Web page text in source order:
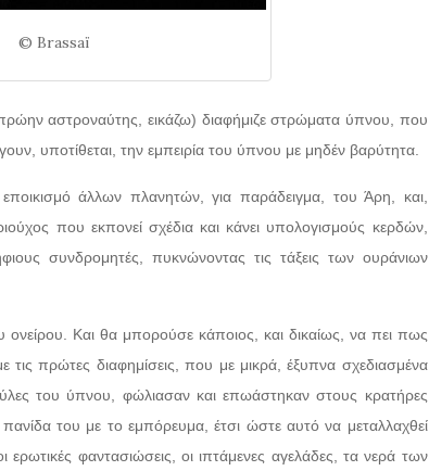
© Brassaï
αστροναύτης, εικάζω) διαφήμιζε στρώματα ύπνου, που
υποτίθεται, την εμπειρία του ύπνου με μηδέν βαρύτητα.
άλλων πλανητών, για παράδειγμα, του Άρη, και,
που εκπονεί σχέδια και κάνει υπολογισμούς κερδών,
συνδρομητές, πυκνώνοντας τις τάξεις των ουράνιων
ονείρου. Και θα μπορούσε κάποιος, και δικαίως, να πει πως
τις πρώτες διαφημίσεις, που με μικρά, έξυπνα σχεδιασμένα
του ύπνου, φώλιασαν και επωάστηκαν στους κρατήρες
του με το εμπόρευμα, έτσι ώστε αυτό να μεταλλαχθεί
ερωτικές φαντασιώσεις, οι ιπτάμενες αγελάδες, τα νερά των